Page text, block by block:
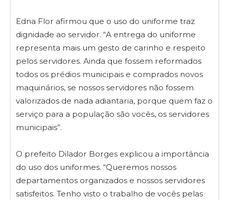
Edna Flor afirmou que o uso do uniforme traz
dignidade ao servidor. “A entrega do uniforme
representa mais um gesto de carinho e respeito
pelos servidores. Ainda que fossem reformados
todos os prédios municipais e comprados novos
maquinários, se nossos servidores não fossem
valorizados de nada adiantaria, porque quem faz o
serviço para a população são vocês, os servidores
municipais”.
O prefeito Dilador Borges explicou a importância
do uso dos uniformes. “Queremos nossos
departamentos organizados e nossos servidores
satisfeitos. Tenho visto o trabalho de vocês pelas